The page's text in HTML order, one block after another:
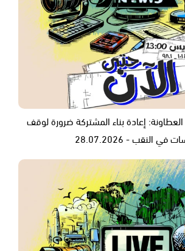
إعادة بناء المشتركة ضرورة لوقف
النقب - 28.07.2026